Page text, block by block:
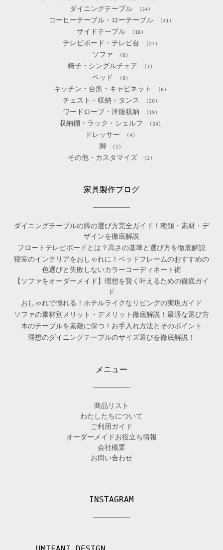
ダイニングテーブル (34)
コーヒーテーブル・ローテーブル (41)
サイドテーブル (18)
テレビボード・テレビ台 (27)
ソファ (0)
椅子・シングルチェア (1)
ベッド (0)
キッチン・台所・キャビネット (6)
チェスト・収納・タンス (20)
ワードローブ・洋服収納 (19)
収納棚・ラック・シェルフ (24)
ドレッサー (4)
脚 (1)
その他・カスタマイズ (2)
家具製作ブログ
ダイニングテーブルの脚の選び方完全ガイド！種類・素材・デ
ザインを徹底解説
フロートテレビボードとは？高さの基準と選び方を徹底解説
寝室のインテリアをおしゃれに！ベッドフレームのおすすめの
色選びと失敗しないカラーコーディネート術
【ソファをオーダーメイド】理想を賢く叶えるための徹底ガイ
ド
おしゃれで憧れる！ホテルライクなリビングの実現ガイド
ソファの素材別メリット・デメリット徹底解説！最適な選び方
木のテーブルを素敵に保つ！お手入れ方法とそのポイント
理想のダイニングテーブルのサイズ選びを徹底解説！
メニュー
商品リスト
わたしたちについて
ご利用ガイド
オーダーメイドお役立ち情報
会社概要
お問い合わせ
INSTAGRAM